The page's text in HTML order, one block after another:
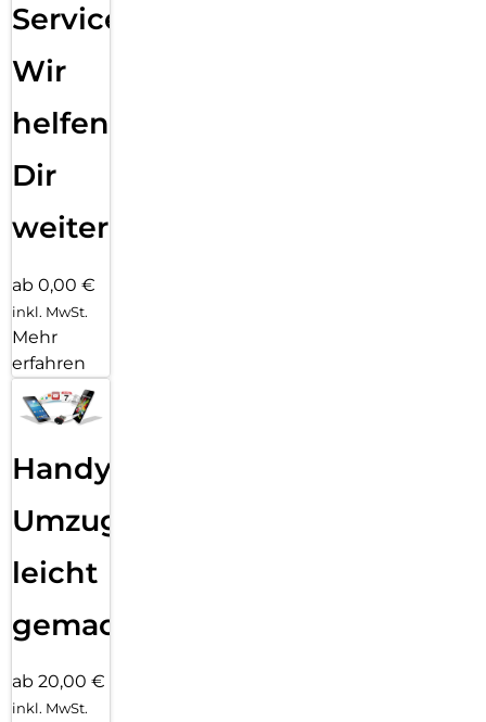
Service:
Wir
helfen
Dir
weiter
ab 0,00 €
inkl. MwSt.
Mehr
erfahren
Handy
Umzug
leicht
gemacht!
ab 20,00 €
inkl. MwSt.